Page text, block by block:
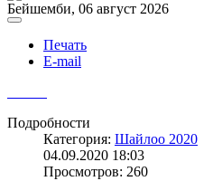
Бейшемби, 06 август 2026
Печать
E-mail
Подробности
Категория: Шайлоо 2020
04.09.2020 18:03
Просмотров: 260